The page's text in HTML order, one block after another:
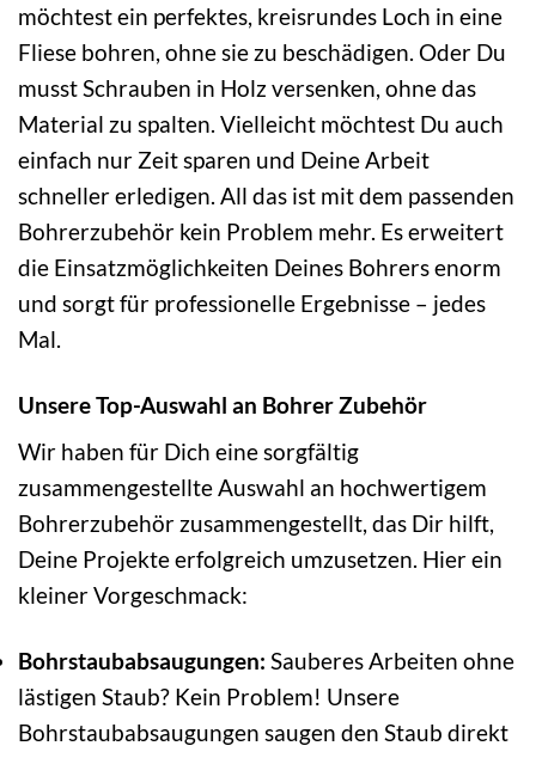
möchtest ein perfektes, kreisrundes Loch in eine
Fliese bohren, ohne sie zu beschädigen. Oder Du
musst Schrauben in Holz versenken, ohne das
Material zu spalten. Vielleicht möchtest Du auch
einfach nur Zeit sparen und Deine Arbeit
schneller erledigen. All das ist mit dem passenden
Bohrerzubehör kein Problem mehr. Es erweitert
die Einsatzmöglichkeiten Deines Bohrers enorm
und sorgt für professionelle Ergebnisse – jedes
Mal.
Unsere Top-Auswahl an Bohrer Zubehör
Wir haben für Dich eine sorgfältig
zusammengestellte Auswahl an hochwertigem
Bohrerzubehör zusammengestellt, das Dir hilft,
Deine Projekte erfolgreich umzusetzen. Hier ein
kleiner Vorgeschmack:
Bohrstaubabsaugungen: Sauberes Arbeiten ohne
lästigen Staub? Kein Problem! Unsere
Bohrstaubabsaugungen saugen den Staub direkt